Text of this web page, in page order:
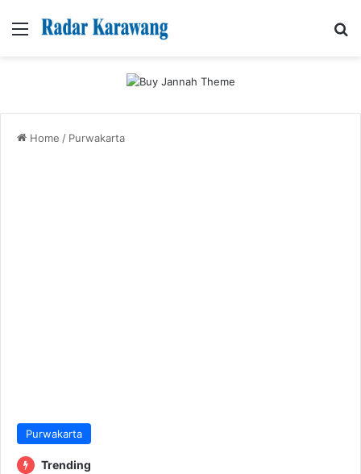
Menu
Home / Purwakarta
Purwakarta
Trending